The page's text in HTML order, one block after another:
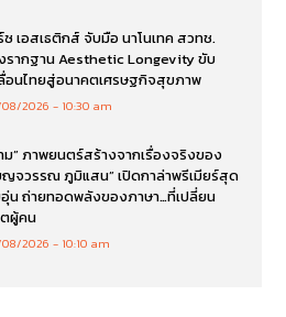
ซ เอสเธติกส์ จับมือ นาโนเทค สวทช.
รากฐาน Aesthetic Longevity ขับ
อนไทยสู่อนาคตเศรษฐกิจสุขภาพ
08/2026 10:30 am
ม” ภาพยนตร์สร้างจากเรื่องจริงของ
ญจวรรณ ภูมิแสน” เปิดกาล่าพรีเมียร์สุด
น ถ่ายทอดพลังของภาษา…ที่เปลี่ยน
ผู้คน
08/2026 10:10 am